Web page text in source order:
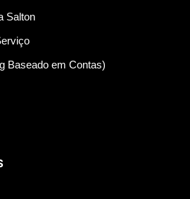
Salton
Baseado em Contas)